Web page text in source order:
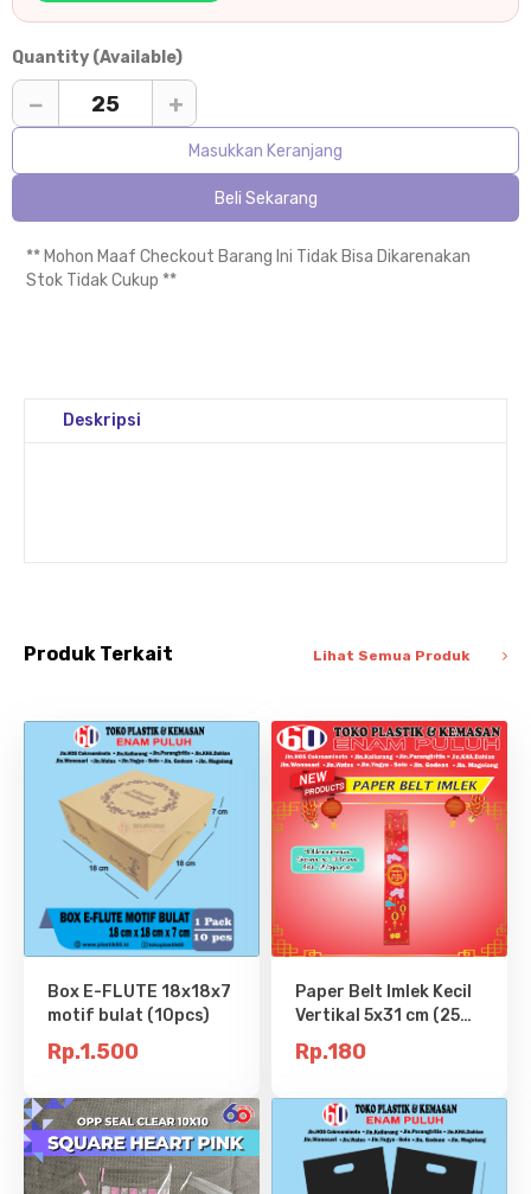
Quantity (Available)
− +
Masukkan Keranjang
Beli Sekarang
** Mohon Maaf Checkout Barang Ini Tidak Bisa Dikarenakan
Stok Tidak Cukup **
Deskripsi
Produk Terkait Lihat Semua Produk
Box E-FLUTE 18x18x7
motif bulat (10pcs)
Rp.1.500
Paper Belt Imlek Kecil
Vertikal 5x31 cm (25
pcs)
Rp.180